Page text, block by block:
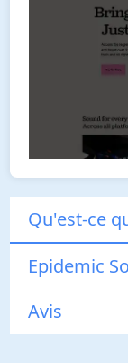
Qu'est-ce
Epidemic
Avis